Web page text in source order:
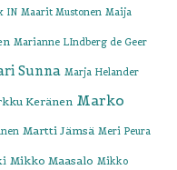
IN Maarit Mustonen Maija
Marianne LIndberg de Geer
Sunna Marja Helander
Keränen Marko
Martti Jämsä Meri Peura
Mikko Maasalo Mikko